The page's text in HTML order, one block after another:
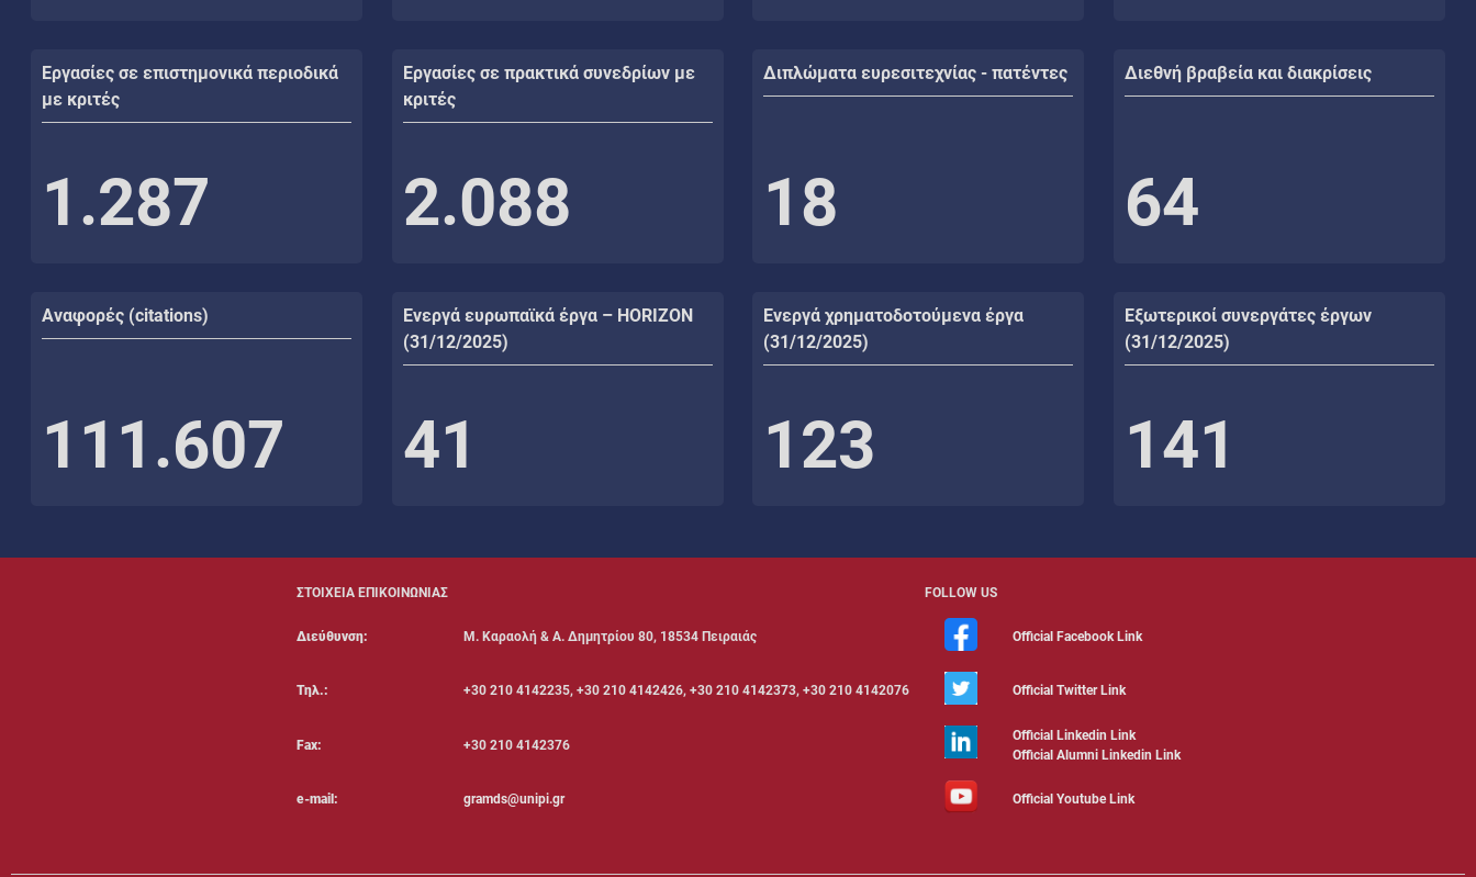
Εργασίες σε επιστημονικά περιοδικά
με κριτές
1.287
Εργασίες σε πρακτικά συνεδρίων με
κριτές
2.088
Διπλώματα ευρεσιτεχνίας - πατέντες
18
Διεθνή βραβεία και διακρίσεις
64
Αναφορές (citations)
111.607
Ενεργά ευρωπαϊκά έργα – HORIZON
(31/12/2025)
41
Ενεργά χρηματοδοτούμενα έργα
(31/12/2025)
123
Εξωτερικοί συνεργάτες έργων
(31/12/2025)
141
ΣΤΟΙΧΕΙΑ ΕΠΙΚΟΙΝΩΝΙΑΣ FOLLOW US
Διεύθυνση: Μ. Καραολή & Α. Δημητρίου 80, 18534 Πειραιάς Official Facebook Link
Τηλ.: +30 210 4142235, +30 210 4142426, +30 210 4142373, +30 210 4142076 Official Twitter Link
Fax: +30 210 4142376
Official Linkedin Link
Official Alumni Linkedin Link
e-mail: gramds@unipi.gr Official Youtube Link